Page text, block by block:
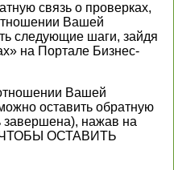
связь о проверках,
Вашей
следующие шаги, зайдя
на Портале Бизнес-
Вашей
оставить обратную
завершена), нажав на
ОСТАВИТЬ